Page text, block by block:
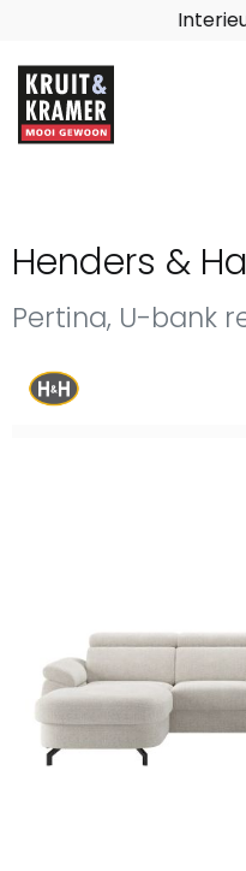
Henders &
Pertina, U-bank